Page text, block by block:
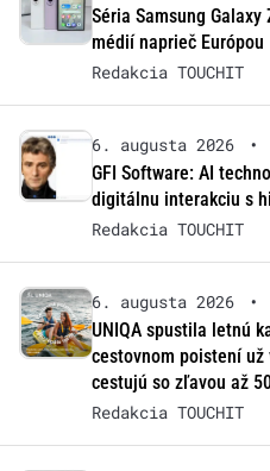
Séria Samsung
médií naprieč Európou
Redakcia TOUCHIT
6. augusta 2026 •
GFI Software: AI
digitálnu interakciu s
Redakcia TOUCHIT
6. augusta 2026 •
UNIQA spustila letnú
cestovnom poistení už
cestujú so zľavou až
Redakcia TOUCHIT